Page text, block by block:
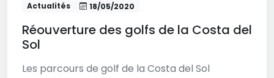
Actualités 18/05/2020
Réouverture des golfs de la Costa del
Sol
Les parcours de golf de la Costa del Sol